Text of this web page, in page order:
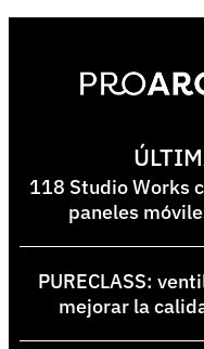
118 Studio Works
paneles
PURECLASS:
mejorar la